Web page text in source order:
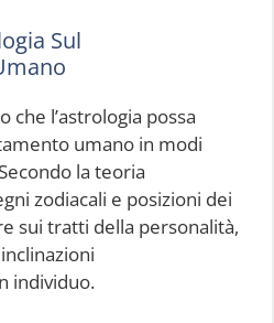
Sul
l’astrologia possa
umano in modi
la teoria
zodiacali e posizioni dei
sui tratti della personalità,
individuo.